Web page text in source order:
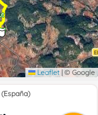
Leaflet | © Google